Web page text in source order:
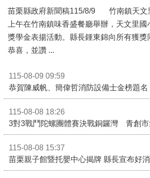
苗栗縣政府新聞稿115/8/9 竹南鎮天文里辦公處今(9)日
上午在竹南鎮味香盛餐廳舉辦，天文里
獎學金表揚活動。縣長鍾東錦向所有獲獎
115-08-09 09:59
恭賀陳威帆、簡偉哲消防設備士金榜題名
115-08-08 18:26
115-08-08 15:37